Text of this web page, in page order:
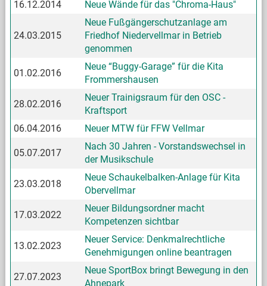
16.12.2014
Neue Wände für das "Chroma-Haus"
24.03.2015
Neue Fußgängerschutzanlage am
Friedhof Niedervellmar in Betrieb
genommen
01.02.2016
Neue “Buggy-Garage” für die Kita
Frommershausen
28.02.2016
Neuer Trainigsraum für den OSC -
Kraftsport
06.04.2016
Neuer MTW für FFW Vellmar
05.07.2017
Nach 30 Jahren - Vorstandswechsel in
der Musikschule
23.03.2018
Neue Schaukelbalken-Anlage für Kita
Obervellmar
17.03.2022
Neuer Bildungsordner macht
Kompetenzen sichtbar
13.02.2023
Neuer Service: Denkmalrechtliche
Genehmigungen online beantragen
27.07.2023
Neue SportBox bringt Bewegung in den
Ahnepark